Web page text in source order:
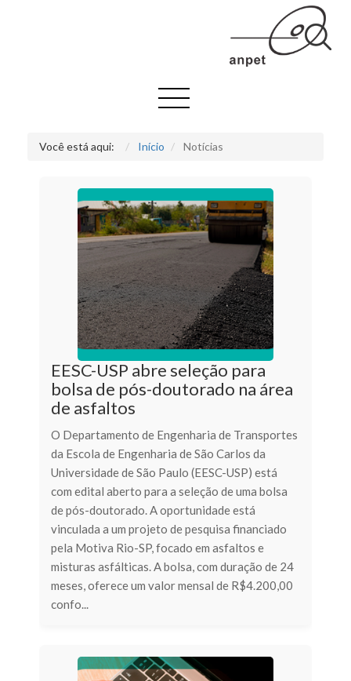
Você está aqui: Início Notícias
EESC-USP abre seleção para
bolsa de pós-doutorado na área
de asfaltos
O Departamento de Engenharia de Transportes
da Escola de Engenharia de São Carlos da
Universidade de São Paulo (EESC-USP) está
com edital aberto para a seleção de uma bolsa
de pós-doutorado. A oportunidade está
vinculada a um projeto de pesquisa financiado
pela Motiva Rio-SP, focado em asfaltos e
misturas asfálticas. A bolsa, com duração de 24
meses, oferece um valor mensal de R$4.200,00
confo...